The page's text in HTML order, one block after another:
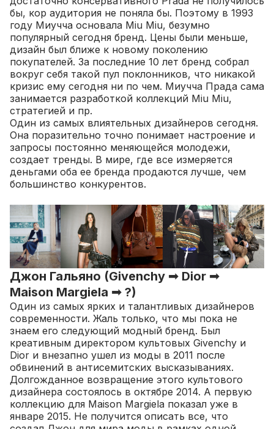
бы, кор аудитория не поняла бы. Поэтому в 1993
году Миучча основала Miu Miu, безумно
популярный сегодня бренд. Цены были меньше,
дизайн был ближе к новому поколению
покупателей. За последние 10 лет бренд собрал
вокруг себя такой пул поклонников, что никакой
кризис ему сегодня ни по чем. Миучча Прада сама
занимается разработкой коллекций Miu Miu,
стратегией и пр.
Один из самых влиятельных дизайнеров сегодня.
Она поразительно точно понимает настроение и
запросы постоянно меняющейся молодежи,
создает тренды. В мире, где все измеряется
деньгами оба ее бренда продаются лучше, чем
большинство конкурентов.
Джон Гальяно (Givenchy ➟ Dior ➟
Maison Margiela ➟ ?)
Один из самых ярких и талантливых дизайнеров
современности. Жаль только, что мы пока не
знаем его следующий модный бренд. Был
креативным директором культовых Givenchy и
Dior и внезапно ушел из моды в 2011 после
обвинений в антисемитских высказываниях.
Долгожданное возвращение этого культового
дизайнера состоялось в октябре 2014. А первую
коллекцию для Maison Margiela показал уже в
январе 2015. Не получится описать все, что